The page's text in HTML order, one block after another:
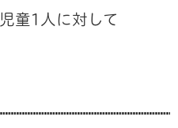
童1人に対して